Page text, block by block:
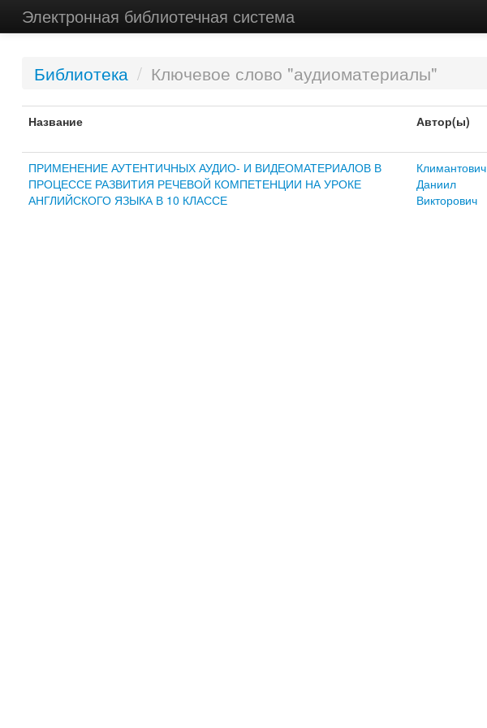
Электронная библиотечная система
Библиотека / Ключевое слово "аудиоматериалы"
Название Автор(ы)
ПРИМЕНЕНИЕ АУТЕНТИЧНЫХ АУДИО- И ВИДЕОМАТЕРИАЛОВ В
ПРОЦЕССЕ РАЗВИТИЯ РЕЧЕВОЙ КОМПЕТЕНЦИИ НА УРОКЕ
АНГЛИЙСКОГО ЯЗЫКА В 10 КЛАССЕ
Климантович
Даниил
Викторович